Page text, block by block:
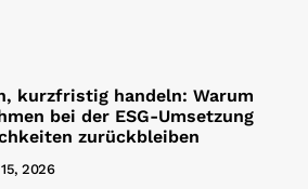
kurzfristig handeln: Warum
bei der ESG-Umsetzung
zurückbleiben
2026